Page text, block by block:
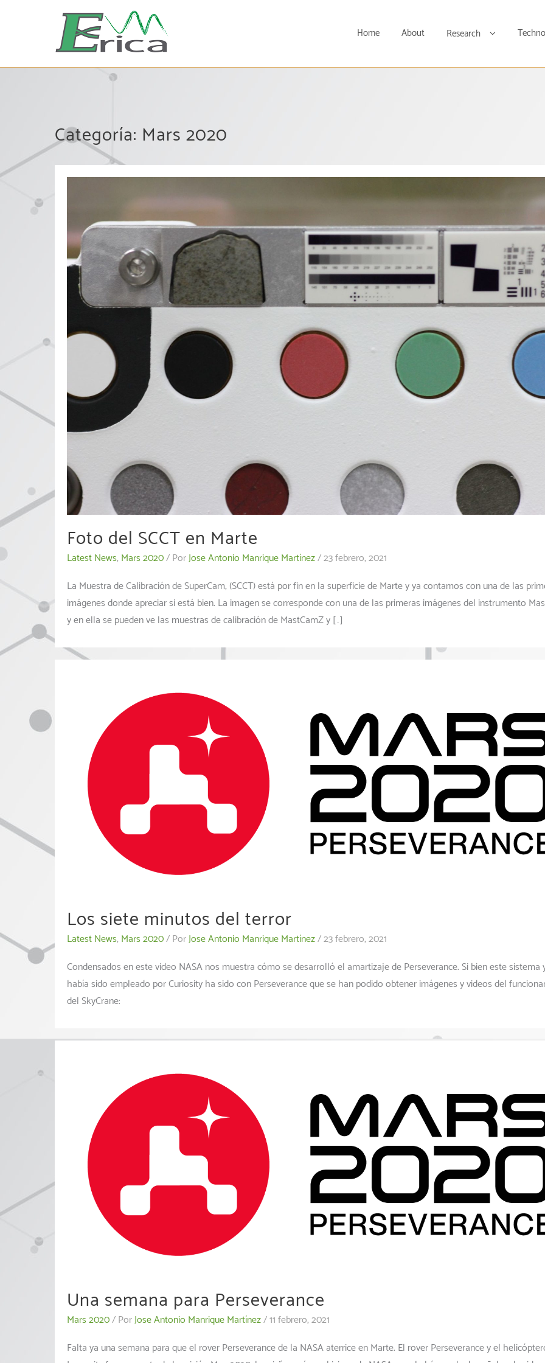
Home About Research
Categoría: Mars 2020
Foto del SCCT en Marte
Latest News, Mars 2020/ PorJose Antonio Manrique Martínez/23 febrero, 2021
La Muestra de Calibración de SuperCam, (SCCT) está por fin en la superficie de Marte y ya contamos con una de las
imágenes donde apreciar si está bien. La imagen se corresponde con una de las primeras imágenes del instrumento
y en ella se pueden ve las muestras de calibración de MastCamZ y […]
Los siete minutos del terror
Latest News, Mars 2020/ PorJose Antonio Manrique Martínez/23 febrero, 2021
Condensados en este video NASA nos muestra cómo se desarrolló el amartizaje de Perseverance. Si bien este sistema
había sido empleado por Curiosity ha sido con Perseverance que se han podido obtener imágenes y videos del
del SkyCrane:
Una semana para Perseverance
Mars 2020/ PorJose Antonio Manrique Martínez/11 febrero, 2021
Falta ya una semana para que el rover Perseverance de la NASA aterrice en Marte. El rover Perseverance y el